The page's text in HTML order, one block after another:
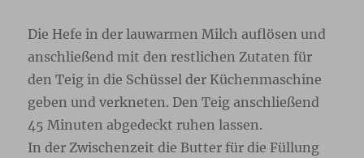
Die Hefe in der lauwarmen Milch auflösen und
anschließend mit den restlichen Zutaten für
den Teig in die Schüssel der Küchenmaschine
geben und verkneten. Den Teig anschließend
45 Minuten abgedeckt ruhen lassen.
In der Zwischenzeit die Butter für die Füllung